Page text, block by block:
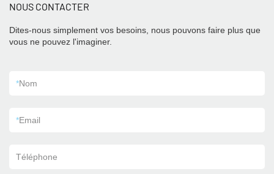
NOUS CONTACTER
Dites-nous simplement vos besoins, nous pouvons faire plus que
vous ne pouvez l'imaginer.
*Nom
*Email
Téléphone